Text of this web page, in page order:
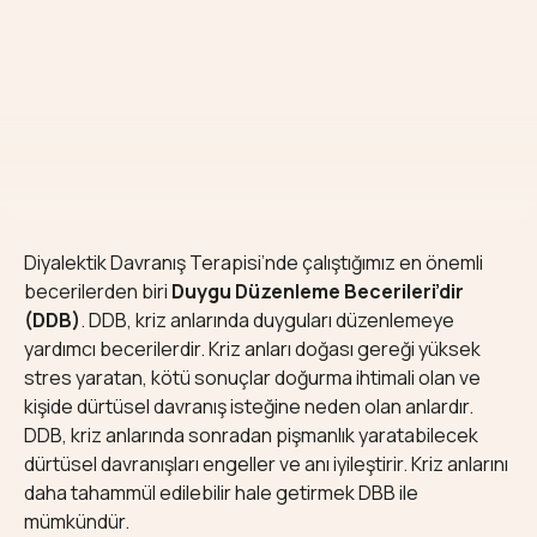
Diyalektik Davranış Terapisi’nde çalıştığımız en önemli
becerilerden biri Duygu Düzenleme Becerileri’dir
(DDB). DDB, kriz anlarında duyguları düzenlemeye
yardımcı becerilerdir. Kriz anları doğası gereği yüksek
stres yaratan, kötü sonuçlar doğurma ihtimali olan ve
kişide dürtüsel davranış isteğine neden olan anlardır.
DDB, kriz anlarında sonradan pişmanlık yaratabilecek
dürtüsel davranışları engeller ve anı iyileştirir. Kriz anlarını
daha tahammül edilebilir hale getirmek DBB ile
mümkündür.